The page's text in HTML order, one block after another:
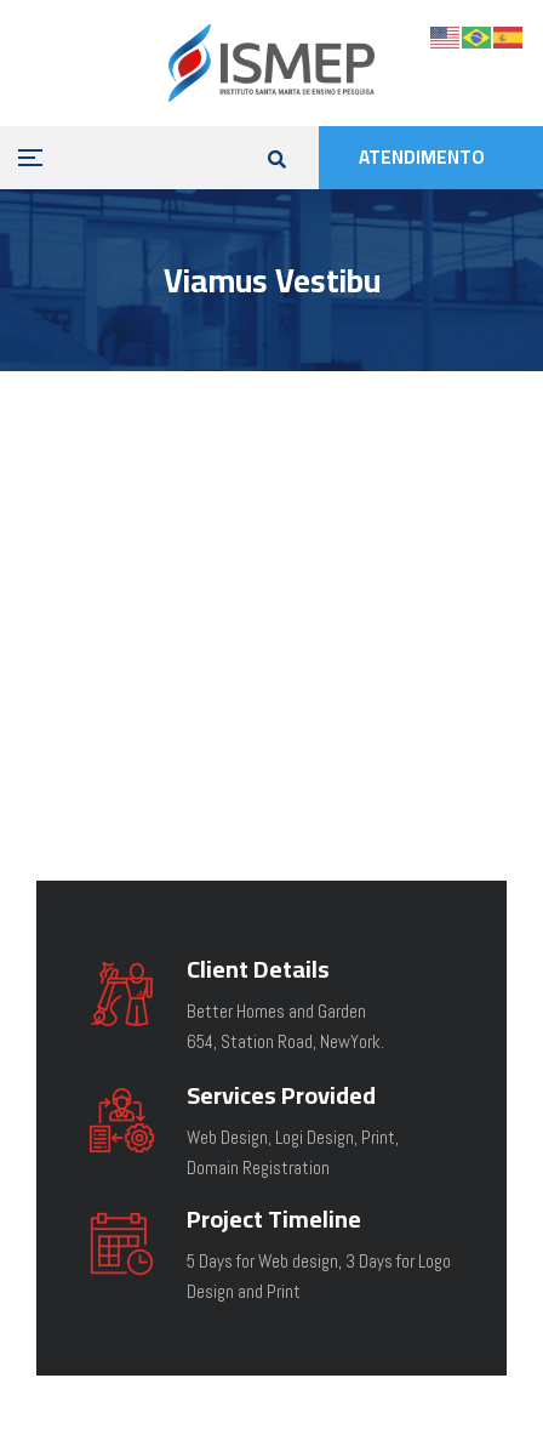
ATENDIMENTO
Viamus Vestibu
Client Details
Better Homes and Garden
654, Station Road, NewYork.
Services Provided
Web Design, Logi Design, Print,
Domain Registration
Project Timeline
5 Days for Web design, 3 Days for Logo
Design and Print